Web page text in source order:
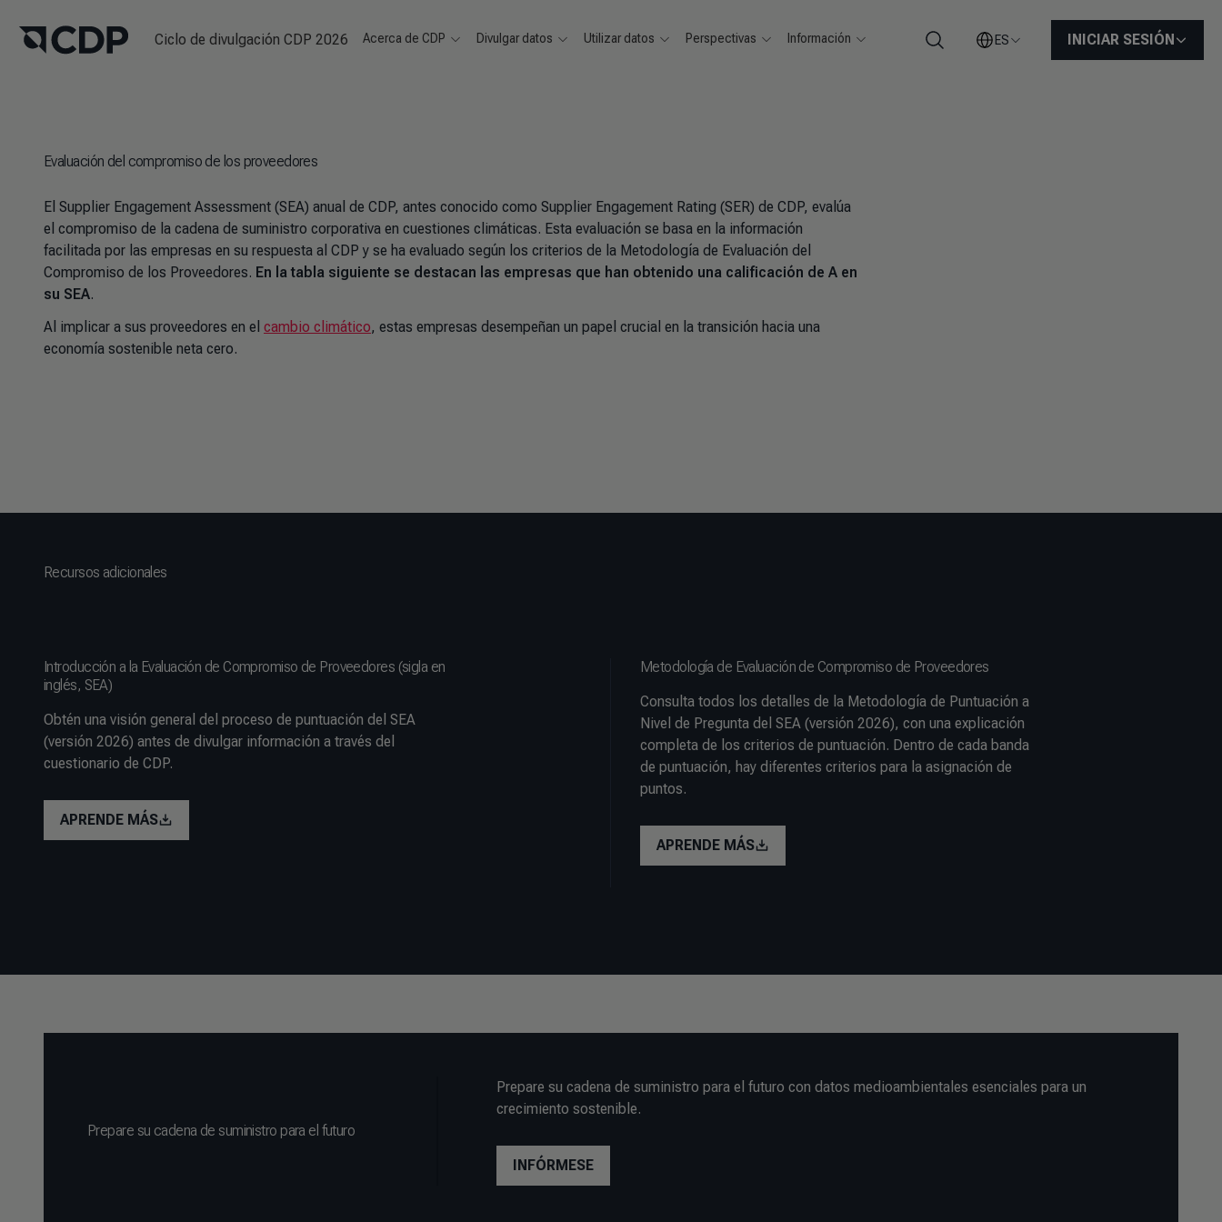
Ciclo de divulgación CDP 2026 Acerca de CDP Divulgar datos Utilizar datos Perspectivas Información
Buscar
ES INICIAR SESIÓN
Evaluación del compromiso de los proveedores
El Supplier Engagement Assessment (SEA) anual de CDP, antes conocido como Supplier Engagement Rating (SER) de CDP, evalúa
el compromiso de la cadena de suministro corporativa en cuestiones climáticas. Esta evaluación se basa en la información
facilitada por las empresas en su respuesta al CDP y se ha evaluado según los criterios de la Metodología de Evaluación del
Compromiso de los Proveedores. En la tabla siguiente se destacan las empresas que han obtenido una calificación de A en
su SEA.
Al implicar a sus proveedores en el cambio climático, estas empresas desempeñan un papel crucial en la transición hacia una
economía sostenible neta cero.
Recursos adicionales
Introducción a la Evaluación de Compromiso de Proveedores (sigla en
inglés, SEA)
Obtén una visión general del proceso de puntuación del SEA
(versión 2026) antes de divulgar información a través del
cuestionario de CDP.
APRENDE MÁS
Metodología de Evaluación de Compromiso de Proveedores
Consulta todos los detalles de la Metodología de Puntuación a
Nivel de Pregunta del SEA (versión 2026), con una explicación
completa de los criterios de puntuación. Dentro de cada banda
de puntuación, hay diferentes criterios para la asignación de
puntos.
APRENDE MÁS
Prepare su cadena de suministro para el futuro
Prepare su cadena de suministro para el futuro con datos medioambientales esenciales para un
crecimiento sostenible.
INFÓRMESE